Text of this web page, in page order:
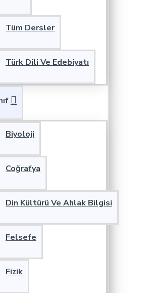
Tüm Dersler
Türk Dili Ve Edebiyatı
Biyoloji
Coğrafya
Din Kültürü Ve Ahlak Bilgisi
Felsefe
Fizik